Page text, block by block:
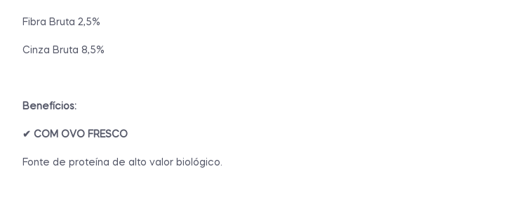
Fibra Bruta 2,5%
Cinza Bruta 8,5%
Benefícios:
✔ COM OVO FRESCO
Fonte de proteína de alto valor biológico.